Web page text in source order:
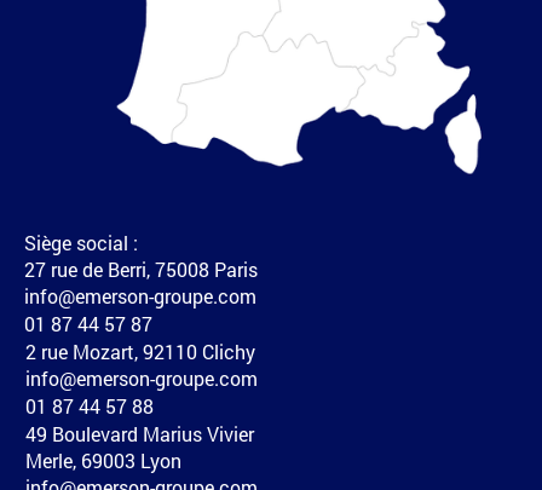
Siège social :
27 rue de Berri, 75008 Paris
info@emerson-groupe.com
01 87 44 57 87
2 rue Mozart, 92110 Clichy
info@emerson-groupe.com
01 87 44 57 88
49 Boulevard Marius Vivier
Merle, 69003 Lyon